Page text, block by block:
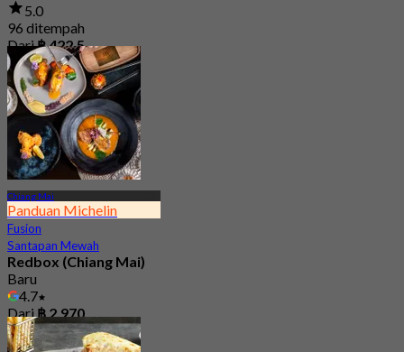
5.0
96 ditempah
Dari฿ 422.5
Chiang Mai
Panduan Michelin
Fusion
Santapan Mewah
Redbox (Chiang Mai)
Baru
4.7
Dari฿ 2,970